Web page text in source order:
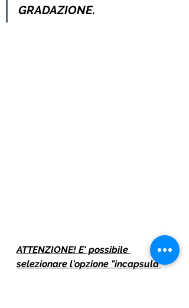
GRADAZIONE.
ATTENZIONE! E' possibile
selezionare l'opzione "incapsula